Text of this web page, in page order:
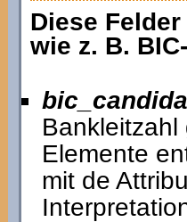
Diese
wie z. B.
Elemente
mit de